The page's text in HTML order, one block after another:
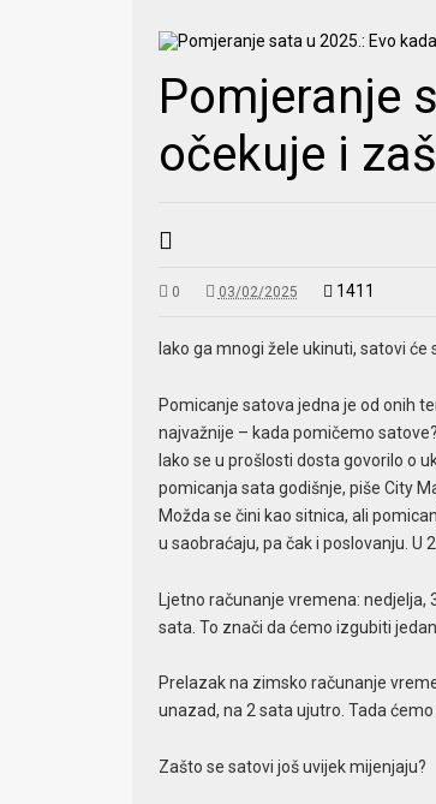
Pomjeranje
očekuje i
0 03/02/2025 1411
Iako ga mnogi žele ukinuti, satovi
Pomicanje satova jedna je od onih
najvažnije – kada pomičemo
Iako se u prošlosti dosta govorilo o
pomicanja sata godišnje, piše City
Možda se čini kao sitnica, ali
u saobraćaju, pa čak i poslovanju. U
Ljetno računanje vremena:
sata. To znači da ćemo izgubiti
Prelazak na zimsko računanje
unazad, na 2 sata ujutro. Tada
Zašto se satovi još uvijek mijenjaju?